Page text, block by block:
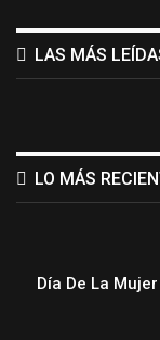
LAS MÁS
LO MÁS
Día De La